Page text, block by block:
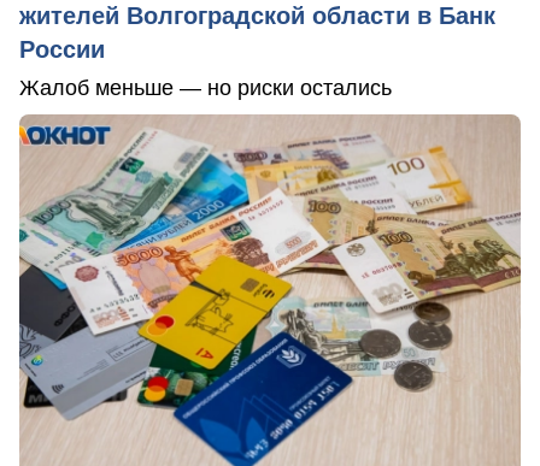
жителей Волгоградской области в Банк
России
Жалоб меньше — но риски остались